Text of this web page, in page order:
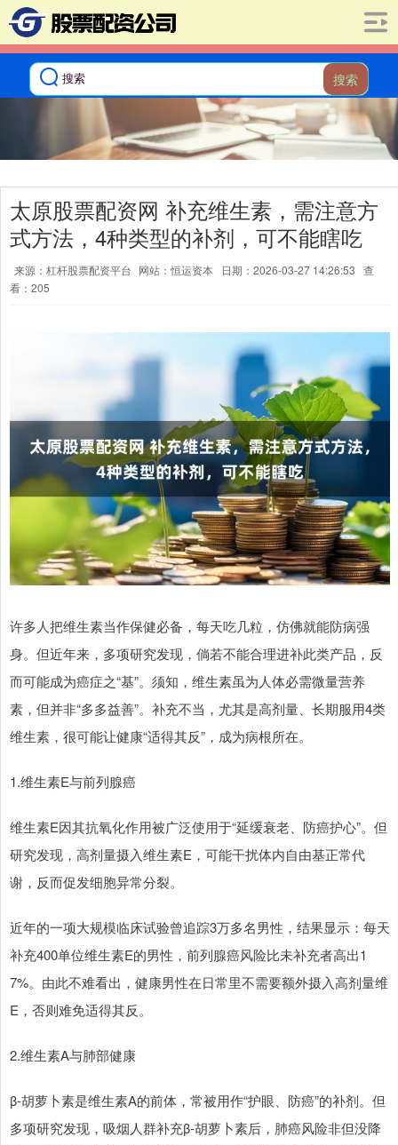
搜索
太原股票配资网 补充维生素，需注意方
式方法，4种类型的补剂，可不能瞎吃
来源：杠杆股票配资平台 网站：恒运资本 日期：2026-03-27 14:26:53 查
看：205
许多人把维生素当作保健必备，每天吃几粒，仿佛就能防病强
身。但近年来，多项研究发现，倘若不能合理进补此类产品，反
而可能成为癌症之“基”。须知，维生素虽为人体必需微量营养
素，但并非“多多益善”。补充不当，尤其是高剂量、长期服用4类
维生素，很可能让健康“适得其反”，成为病根所在。
1.维生素E与前列腺癌
维生素E因其抗氧化作用被广泛使用于“延缓衰老、防癌护心”。但
研究发现，高剂量摄入维生素E，可能干扰体内自由基正常代
谢，反而促发细胞异常分裂。
近年的一项大规模临床试验曾追踪3万多名男性，结果显示：每天
补充400单位维生素E的男性，前列腺癌风险比未补充者高出1
7%。由此不难看出，健康男性在日常里不需要额外摄入高剂量维
E，否则难免适得其反。
2.维生素A与肺部健康
β-胡萝卜素是维生素A的前体，常被用作“护眼、防癌”的补剂。但
多项研究发现，吸烟人群补充β-胡萝卜素后，肺癌风险非但没降